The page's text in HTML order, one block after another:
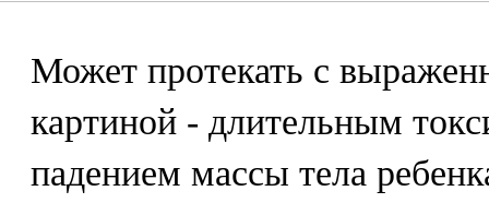
Может протекать с
картиной - длительным
падением массы тела